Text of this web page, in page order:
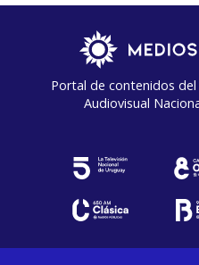
Portal de contenidos del
Audiovisual